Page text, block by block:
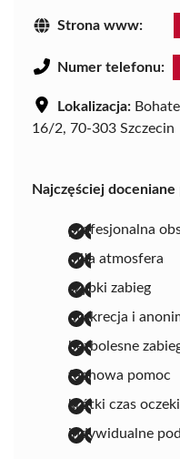
Strona www:
Numer telefonu:
Lokalizacja:
16/2, 70-303 Szczecin
Najczęściej
profesjonalna
miła atmosfera
szybki zabieg
dyskrecja i
bezbolesne
fachowa pomoc
krótki czas
indywidualne